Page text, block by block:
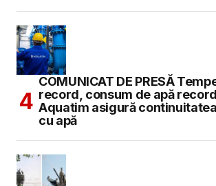
COMUNICAT DE PRESĂ
record, consum de apă
Aquatim asigură
cu apă